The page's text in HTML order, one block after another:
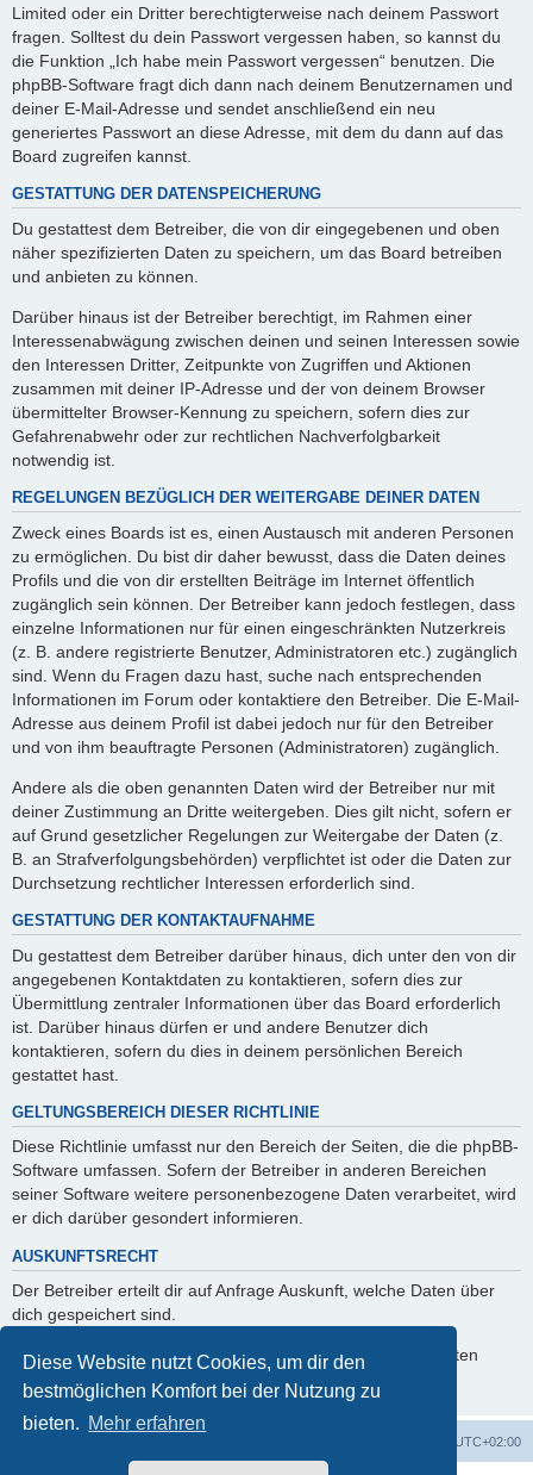
Diese Website nutzt Cookies, um dir den
bestmöglichen Komfort bei der Nutzung zu
bieten. Mehr erfahren
Limited oder ein Dritter berechtigterweise nach deinem Passwort
fragen. Solltest du dein Passwort vergessen haben, so kannst du
die Funktion „Ich habe mein Passwort vergessen“ benutzen. Die
phpBB-Software fragt dich dann nach deinem Benutzernamen und
deiner E-Mail-Adresse und sendet anschließend ein neu
generiertes Passwort an diese Adresse, mit dem du dann auf das
Board zugreifen kannst.
GESTATTUNG DER DATENSPEICHERUNG
Du gestattest dem Betreiber, die von dir eingegebenen und oben
näher spezifizierten Daten zu speichern, um das Board betreiben
und anbieten zu können.
Darüber hinaus ist der Betreiber berechtigt, im Rahmen einer
Interessenabwägung zwischen deinen und seinen Interessen sowie
den Interessen Dritter, Zeitpunkte von Zugriffen und Aktionen
zusammen mit deiner IP-Adresse und der von deinem Browser
übermittelter Browser-Kennung zu speichern, sofern dies zur
Gefahrenabwehr oder zur rechtlichen Nachverfolgbarkeit
notwendig ist.
REGELUNGEN BEZÜGLICH DER WEITERGABE DEINER DATEN
Zweck eines Boards ist es, einen Austausch mit anderen Personen
zu ermöglichen. Du bist dir daher bewusst, dass die Daten deines
Profils und die von dir erstellten Beiträge im Internet öffentlich
zugänglich sein können. Der Betreiber kann jedoch festlegen, dass
einzelne Informationen nur für einen eingeschränkten Nutzerkreis
(z. B. andere registrierte Benutzer, Administratoren etc.) zugänglich
sind. Wenn du Fragen dazu hast, suche nach entsprechenden
Informationen im Forum oder kontaktiere den Betreiber. Die E-Mail-
Adresse aus deinem Profil ist dabei jedoch nur für den Betreiber
und von ihm beauftragte Personen (Administratoren) zugänglich.
Andere als die oben genannten Daten wird der Betreiber nur mit
deiner Zustimmung an Dritte weitergeben. Dies gilt nicht, sofern er
auf Grund gesetzlicher Regelungen zur Weitergabe der Daten (z.
B. an Strafverfolgungsbehörden) verpflichtet ist oder die Daten zur
Durchsetzung rechtlicher Interessen erforderlich sind.
GESTATTUNG DER KONTAKTAUFNAHME
Du gestattest dem Betreiber darüber hinaus, dich unter den von dir
angegebenen Kontaktdaten zu kontaktieren, sofern dies zur
Übermittlung zentraler Informationen über das Board erforderlich
ist. Darüber hinaus dürfen er und andere Benutzer dich
kontaktieren, sofern du dies in deinem persönlichen Bereich
gestattet hast.
GELTUNGSBEREICH DIESER RICHTLINIE
Diese Richtlinie umfasst nur den Bereich der Seiten, die die phpBB-
Software umfassen. Sofern der Betreiber in anderen Bereichen
seiner Software weitere personenbezogene Daten verarbeitet, wird
er dich darüber gesondert informieren.
AUSKUNFTSRECHT
Der Betreiber erteilt dir auf Anfrage Auskunft, welche Daten über
dich gespeichert sind.
Du kannst jederzeit die Löschung bzw. Sperrung deiner Daten
verlangen. Kontaktiere hierzu bitte den Betreiber.
UTC+02:00